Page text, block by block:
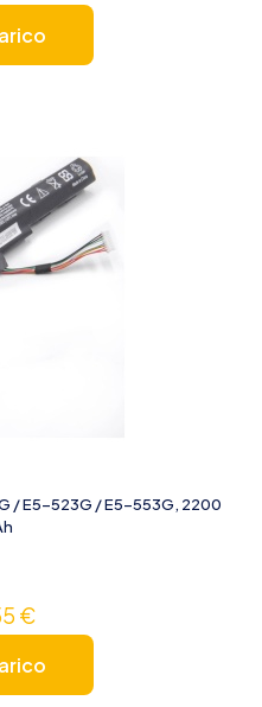
/ E5-523G / E5-553G, 2200
€